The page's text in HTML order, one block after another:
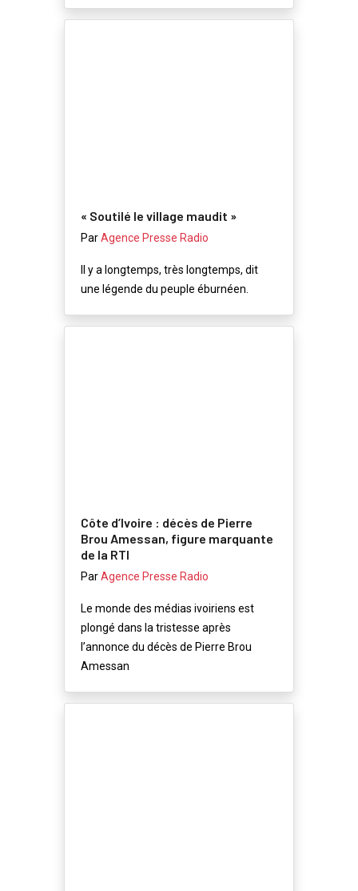
« Soutilé le village maudit »
ParAgence Presse Radio
Il y a longtemps, très longtemps, dit
une légende du peuple éburnéen.
Côte d’Ivoire : décès de Pierre
Brou Amessan, figure marquante
de la RTI
ParAgence Presse Radio
Le monde des médias ivoiriens est
plongé dans la tristesse après
l’annonce du décès de Pierre Brou
Amessan